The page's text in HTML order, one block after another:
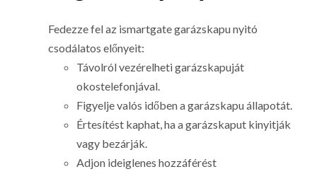
Fedezze fel az ismartgate garázskapu nyitó
csodálatos előnyeit:
Távolról vezérelheti garázskapuját
okostelefonjával.
Figyelje valós időben a garázskapu állapotát.
Értesítést kaphat, ha a garázskaput kinyitják
vagy bezárják.
Adjon ideiglenes hozzáférést